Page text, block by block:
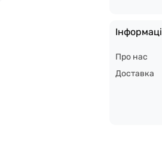
Про нас
Доставка